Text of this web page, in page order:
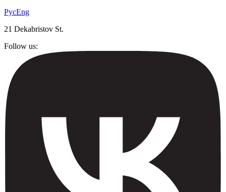
РусEng
21 Dekabristov St.
Follow us: